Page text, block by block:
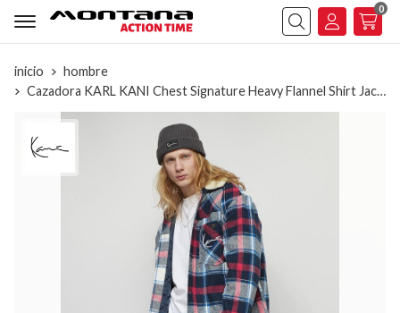
Buscar
0
inicio
hombre
Cazadora KARL KANI Chest Signature Heavy Flannel Shirt Jacket sand/black